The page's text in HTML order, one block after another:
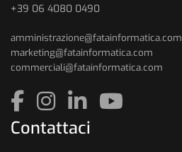
+39 06 4080 0490
amministrazione@fatainformatica.com
marketing@fatainformatica.com
commerciali@fatainformatica.com
Contattaci